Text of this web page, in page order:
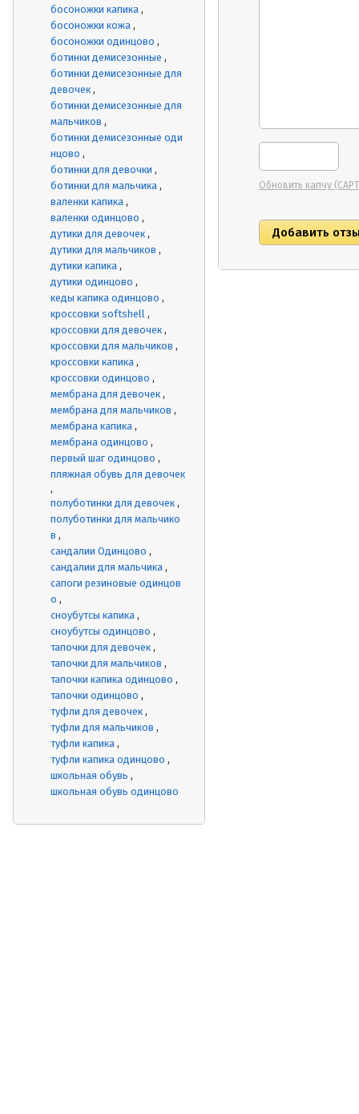
босоножки капика
босоножки кожа
босоножки одинцово
ботинки демисезонные
ботинки демисезонные для
девочек
ботинки демисезонные для
мальчиков
ботинки демисезонные оди
нцово
ботинки для девочки
ботинки для мальчика
валенки капика
валенки одинцово
дутики для девочек
дутики для мальчиков
дутики капика
дутики одинцово
кеды капика одинцово
кроссовки softshell
кроссовки для девочек
кроссовки для мальчиков
кроссовки капика
кроссовки одинцово
мембрана для девочек
мембрана для мальчиков
мембрана капика
мембрана одинцово
первый шаг одинцово
пляжная обувь для девочек
полуботинки для девочек
полуботинки для мальчико
в
сандалии Одинцово
сандалии для мальчика
сапоги резиновые одинцов
о
сноубутсы капика
сноубутсы одинцово
тапочки для девочек
тапочки для мальчиков
тапочки капика одинцово
тапочки одинцово
туфли для девочек
туфли для мальчиков
туфли капика
туфли капика одинцово
школьная обувь
школьная обувь одинцово
Обновить капчу